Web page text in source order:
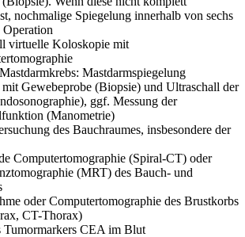
nochmalige Spiegelung innerhalb von sechs
virtuelle Koloskopie mit
Mastdarmspiegelung
Gewebeprobe (Biopsie) und Ultraschall der
ggf. Messung der
(Manometrie)
des Bauchraumes, insbesondere der
Computertomographie (Spiral-CT) oder
(MRT) des Bauch- und
oder Computertomographie des Brustkorbs
CT-Thorax)
Tumormarkers CEA im Blut